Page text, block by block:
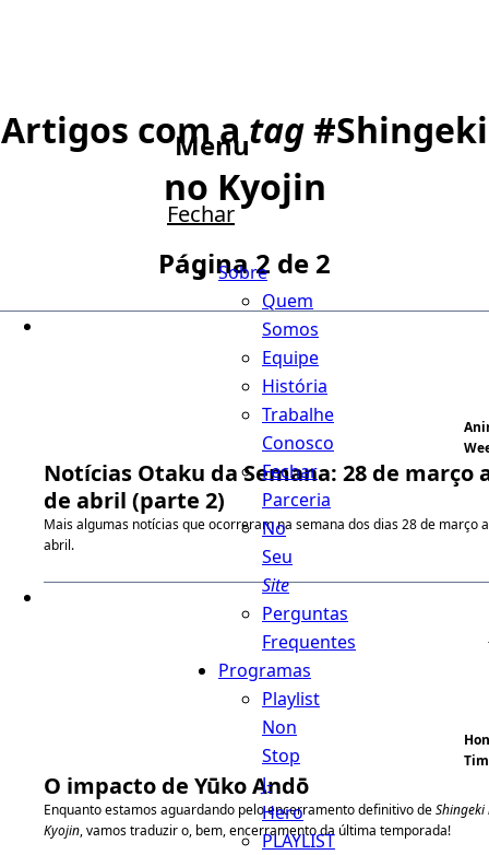
Menu
Fechar
Sobre
Quem
Somos
Equipe
História
Trabalhe
Conosco
Fechar
Parceria
No
Seu
Site
Perguntas
Frequentes
Programas
Playlist
Non
Stop
J-
Hero
PLAYLIST
Artigos com atag#Shingeki
no Kyojin
Página 2 de 2
Notícias Otaku da Semana: 28 de março
de abril (parte 2)
Mais algumas notícias que ocorreram na semana dos dias 28 de março
abril.
O impacto de Yūko Andō
Enquanto estamos aguardando pelo encerramento definitivo deShingeki
Kyojin, vamos traduzir o, bem, encerramento da última temporada!